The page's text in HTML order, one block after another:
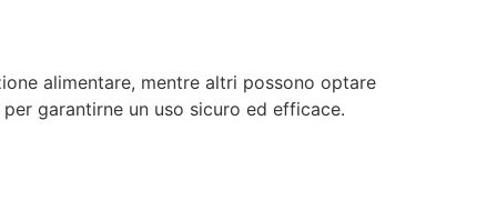
alimentare, mentre altri possono optare
garantirne un uso sicuro ed efficace.